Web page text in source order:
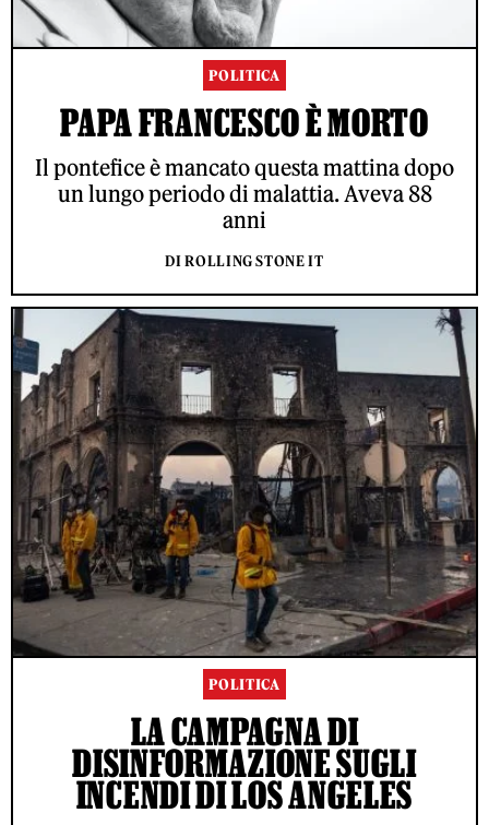
POLITICA
PAPA FRANCESCO È MORTO
Il pontefice è mancato questa mattina dopo
un lungo periodo di malattia. Aveva 88
anni
DI ROLLING STONE IT
POLITICA
LA CAMPAGNA DI
DISINFORMAZIONE SUGLI
INCENDI DI LOS ANGELES